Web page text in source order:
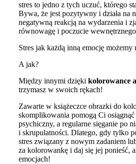
stres to jedno z tych uczuć, którego
Bywa, że jest pozytywny i działa na
negatywną reakcją na wydarzenia i
równowagę i poczucie
Stres jak każdą inną emocję
A jak?
Między innymi dzięki kolorowance
trzymasz w swoich rękach!
Zawarte w książeczce obrazki do
skomplikowania pomogą Ci
psychiczny, a regularne sięganie po
i skrupulatności. Dlatego, gdy tylko
stres związany z nowym zadaniem
za kolorowankę i daj się jej ponieść,
emocjach!